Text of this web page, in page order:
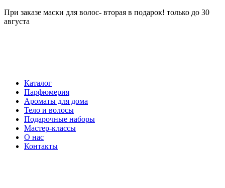
При заказе маски для волос- вторая в подарок! только до 30
августа
Каталог
Парфюмерия
Ароматы для дома
Тело и волосы
Подарочные наборы
Мастер-классы
О нас
Контакты